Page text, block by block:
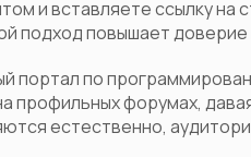
и вставляете ссылку на
подход повышает
портал по
профильных форумах,
естественно,